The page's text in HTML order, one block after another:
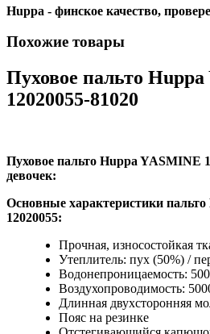
Huppa - финское качество,
Похожие товары
Пуховое пальто
12020055-81020
Пуховое пальто Huppa YASMINE
девочек:
Основные характеристики
12020055:
Прочная, износостойкая
Утеплитель: пух (50%) /
Водонепроницаемость:
Воздухопроводимость:
Длинная двухсторонняя
Пояс на резинке